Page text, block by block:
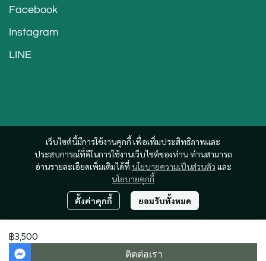
฿3,500
ติดต่อเรา
เว็บไซต์นี้มีการใช้งานคุกกี้ เพื่อเพิ่มประสิทธิภาพและ
ประสบการณ์ที่ดีในการใช้งานเว็บไซต์ของท่าน ท่านสามารถ
อ่านรายละเอียดเพิ่มเติมได้ที่ นโยบายความเป็นส่วนตัว และ
นโยบายคุกกี้
ตั้งค่าคุกกี้ ยอมรับทั้งหมด
Facebook
Instagram
LINE
© Copyright 2022-2026 All Rights Reserved mineclinic.co.th Powered by